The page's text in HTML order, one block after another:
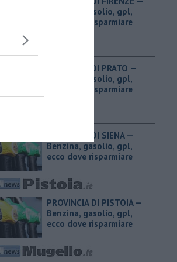
Benzina, gasolio, gpl,
ecco dove risparmiare
PROVINCIA DI PRATO — ​
Benzina, gasolio, gpl,
ecco dove risparmiare
PROVINCIA DI SIENA — ​
Benzina, gasolio, gpl,
ecco dove risparmiare
PROVINCIA DI PISTOIA — ​
Benzina, gasolio, gpl,
ecco dove risparmiare